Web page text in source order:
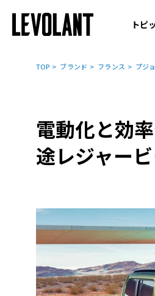
トピ
ニュ
コラム
TOP ブランド フランス プジ
電動化と効
途レジャー